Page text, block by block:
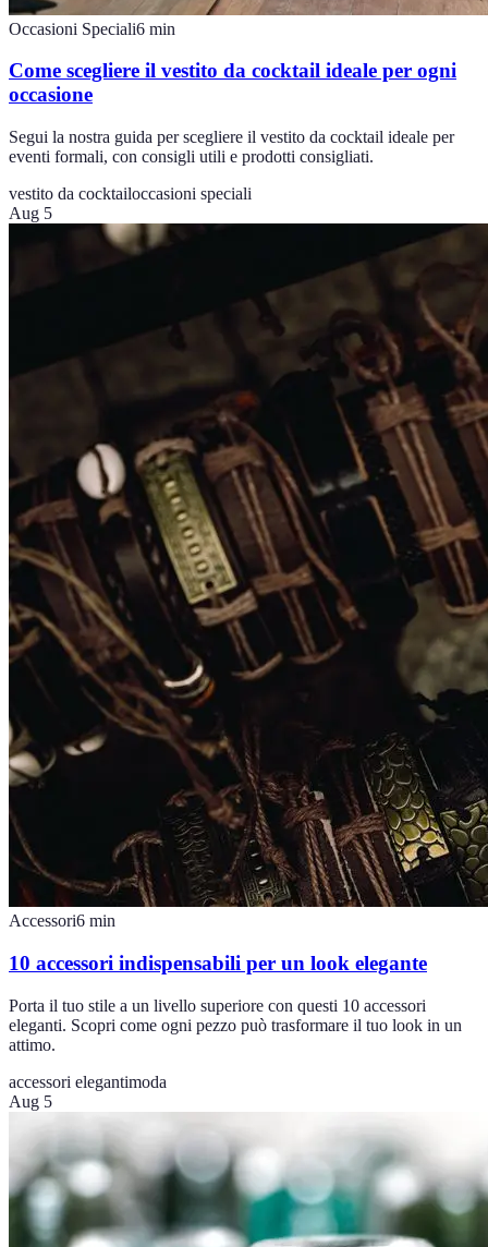
Occasioni Speciali6 min
Come scegliere il vestito da cocktail ideale per ogni
occasione
Segui la nostra guida per scegliere il vestito da cocktail ideale per
eventi formali, con consigli utili e prodotti consigliati.
vestito da cocktailoccasioni speciali
Aug 5
Accessori6 min
10 accessori indispensabili per un look elegante
Porta il tuo stile a un livello superiore con questi 10 accessori
eleganti. Scopri come ogni pezzo può trasformare il tuo look in un
attimo.
accessori elegantimoda
Aug 5